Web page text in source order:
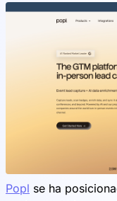
Popl se ha